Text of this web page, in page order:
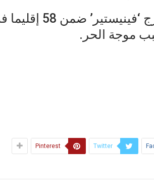
يأتي ذلك فيما
موجة الحر.
Twitter
Pinterest